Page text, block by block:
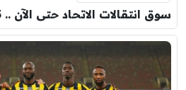
سوق انتقالات الاتحاد حتى الآن .. 5 تعاقدات و 4 راحلين